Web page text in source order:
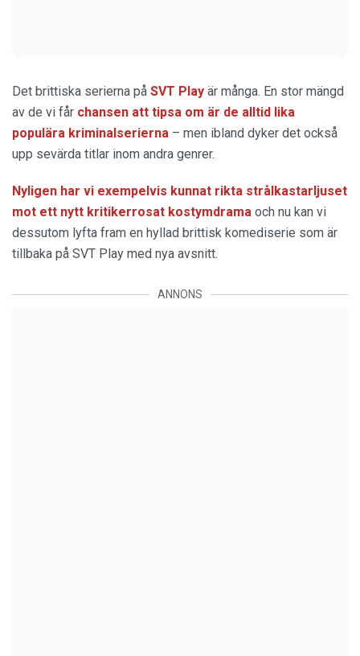
Det brittiska serierna på SVT Play är många. En stor mängd
av de vi får chansen att tipsa om är de alltid lika
populära kriminalserierna – men ibland dyker det också
upp sevärda titlar inom andra genrer.
Nyligen har vi exempelvis kunnat rikta strålkastarljuset
mot ett nytt kritikerrosat kostymdrama och nu kan vi
dessutom lyfta fram en hyllad brittisk komediserie som är
tillbaka på SVT Play med nya avsnitt.
ANNONS